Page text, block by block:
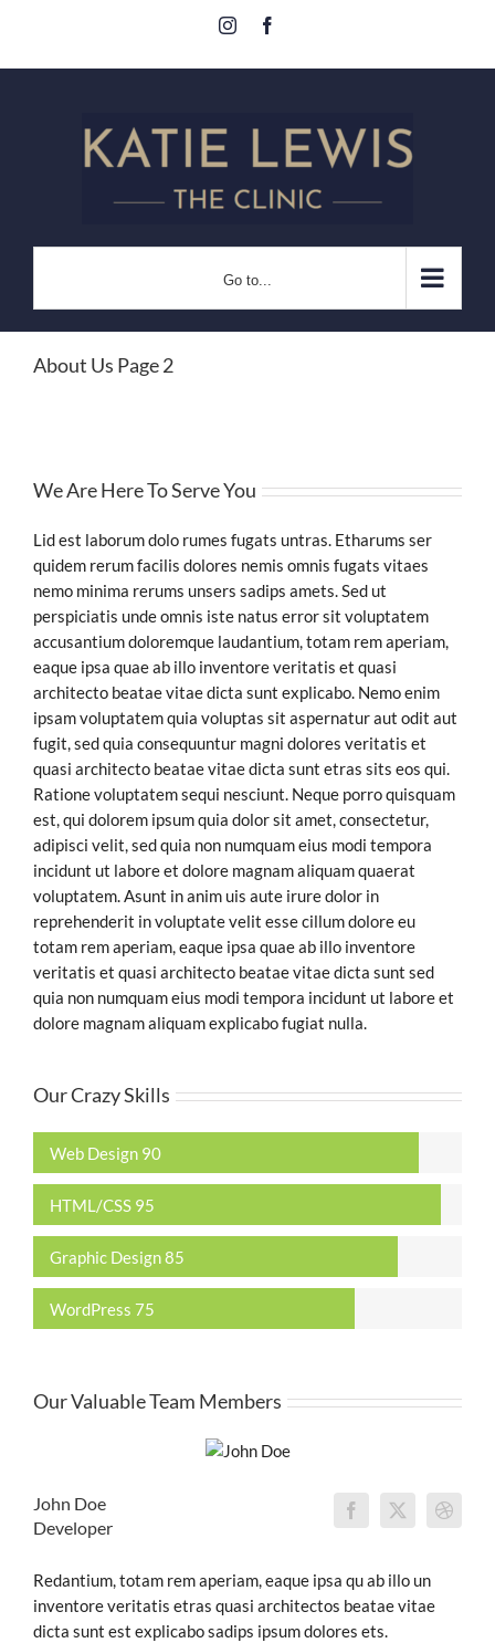
Instagram
Go to...
About Us Page 2
We Are Here To Serve You
Lid est laborum dolo rumes fugats untras. Etharums ser
quidem rerum facilis dolores nemis omnis fugats vitaes
nemo minima rerums unsers sadips amets. Sed ut
perspiciatis unde omnis iste natus error sit voluptatem
accusantium doloremque laudantium, totam rem aperiam,
eaque ipsa quae ab illo inventore veritatis et quasi
architecto beatae vitae dicta sunt explicabo. Nemo enim
ipsam voluptatem quia voluptas sit aspernatur aut odit aut
fugit, sed quia consequuntur magni dolores veritatis et
quasi architecto beatae vitae dicta sunt etras sits eos qui.
Ratione voluptatem sequi nesciunt. Neque porro quisquam
est, qui dolorem ipsum quia dolor sit amet, consectetur,
adipisci velit, sed quia non numquam eius modi tempora
incidunt ut labore et dolore magnam aliquam quaerat
voluptatem. Asunt in anim uis aute irure dolor in
reprehenderit in voluptate velit esse cillum dolore eu
totam rem aperiam, eaque ipsa quae ab illo inventore
veritatis et quasi architecto beatae vitae dicta sunt sed
quia non numquam eius modi tempora incidunt ut labore et
dolore magnam aliquam explicabo fugiat nulla.
Our Crazy Skills
Web Design 90
HTML/CSS 95
Graphic Design85
WordPress 75
Our Valuable Team Members
John Doe
Developer
Redantium, totam rem aperiam, eaque ipsa qu ab illo un
inventore veritatis etras quasi architectos beatae vitae
dicta sunt est explicabo sadips ipsum dolores ets.